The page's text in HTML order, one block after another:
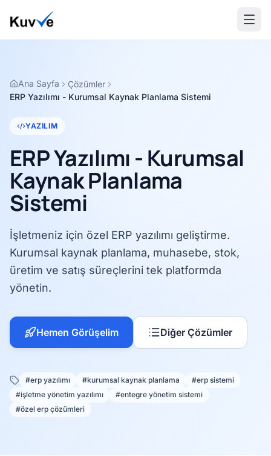
Ana Sayfa
Çözümler
ERP Yazılımı - Kurumsal Kaynak Planlama Sistemi
YAZILIM
ERP Yazılımı - Kurumsal
Kaynak Planlama
Sistemi
İşletmeniz için özel ERP yazılımı geliştirme.
Kurumsal kaynak planlama, muhasebe, stok,
üretim ve satış süreçlerini tek platformda
yönetin.
Hemen Görüşelim Diğer Çözümler
#erp yazılımı #kurumsal kaynak planlama
#erp sistemi
#işletme yönetim yazılımı
#entegre yönetim sistemi
#özel erp çözümleri